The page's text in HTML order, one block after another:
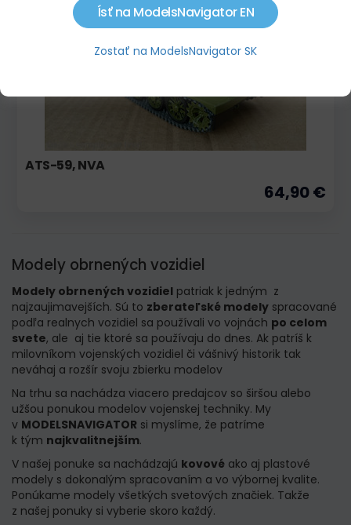
Predobjednávka
ATS-59, NVA
64,90 €
Modely obrnených vozidiel
Modely obrnených vozidiel patriak k jedným z
najzaujimavejších. Sú to zberateľské modely spracované
podľa realnych vozidiel sa používali vo vojnách po celom
svete, ale aj tie ktoré sa používaju do dnes. Ak patríš k
milovníkom vojenských vozidiel či vášnivý historik tak
neváhaj a rozšír svoju zbierku modelov
Na trhu sa nachádza viacero predajcov so širšou alebo
užšou ponukou modelov vojenskej techniky. My
v MODELSNAVIGATOR si myslíme, že patríme
k tým najkvalitnejším.
V našej ponuke sa nachádzajú kovové ako aj plastové
modely s dokonalým spracovaním a vo výbornej kvalite.
Ponúkame modely všetkých svetových značiek. Takže
z našej ponuky si vyberie skoro každý.
Ísť na ModelsNavigator EN
Zostať na ModelsNavigator SK